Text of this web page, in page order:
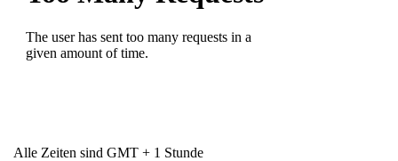
Alle Zeiten sind GMT + 1 Stunde